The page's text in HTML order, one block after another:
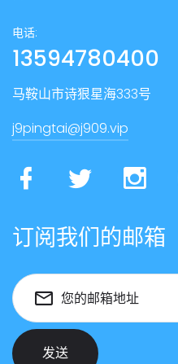
电话:
13594780400
马鞍山市诗狠星海333号
j9pingtai@j909.vip
订阅我们的邮箱
您的邮箱地址
发送